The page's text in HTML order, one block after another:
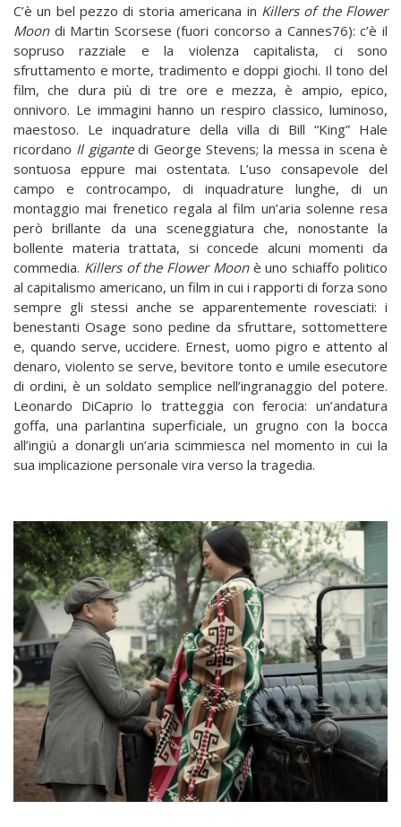
C’è un bel pezzo di storia americana in Killers of the Flower
Moondi Martin Scorsese (fuori concorso a Cannes76): c’è il
sopruso razziale e la violenza capitalista, ci sono
sfruttamento e morte, tradimento e doppi giochi. Il tono del
film, che dura più di tre ore e mezza, è ampio, epico,
onnivoro. Le immagini hanno un respiro classico, luminoso,
maestoso. Le inquadrature della villa di Bill “King” Hale
ricordano Il gigantedi George Stevens; la messa in scena è
sontuosa eppure mai ostentata. L’uso consapevole del
campo e controcampo, di inquadrature lunghe, di un
montaggio mai frenetico regala al film un’aria solenne resa
però brillante da una sceneggiatura che, nonostante la
bollente materia trattata, si concede alcuni momenti da
commedia. Killers of the Flower Moonè uno schiaffo politico
al capitalismo americano, un film in cui i rapporti di forza sono
sempre gli stessi anche se apparentemente rovesciati: i
benestanti Osage sono pedine da sfruttare, sottomettere
e, quando serve, uccidere. Ernest, uomo pigro e attento al
denaro, violento se serve, bevitore tonto e umile esecutore
di ordini, è un soldato semplice nell’ingranaggio del potere.
Leonardo DiCaprio lo tratteggia con ferocia: un’andatura
goffa, una parlantina superficiale, un grugno con la bocca
all’ingiù a donargli un’aria scimmiesca nel momento in cui la
sua implicazione personale vira verso la tragedia.